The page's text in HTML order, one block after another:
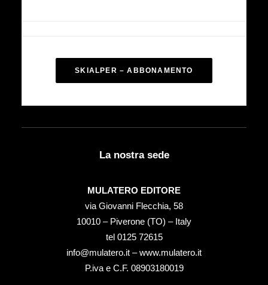
SKIALPER – ABBONAMENTO
La nostra sede
MULATERO EDITORE
via Giovanni Flecchia, 58
10010 – Piverone (TO) – Italy
tel ‭0125 72615‬
info@mulatero.it –www.mulatero.it
P.iva e C.F. 08903180019